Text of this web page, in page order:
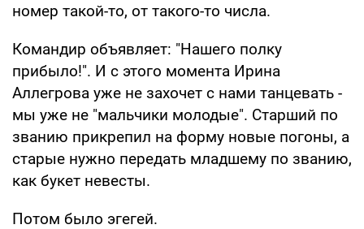
номер такой-то, от такого-то числа.
Командир объявляет: "Нашего полку
прибыло!". И с этого момента Ирина
Аллегрова уже не захочет с нами танцевать -
мы уже не "мальчики молодые". Старший по
званию прикрепил на форму новые погоны, а
старые нужно передать младшему по званию,
как букет невесты.
Потом было эгегей.